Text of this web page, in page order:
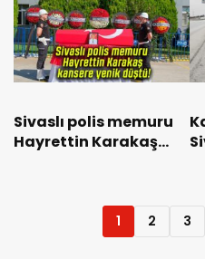
Sivaslı polis memuru
Hayrettin Karakaş
1 2 3